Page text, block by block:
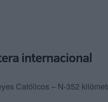
internacional
Católicos – N-352